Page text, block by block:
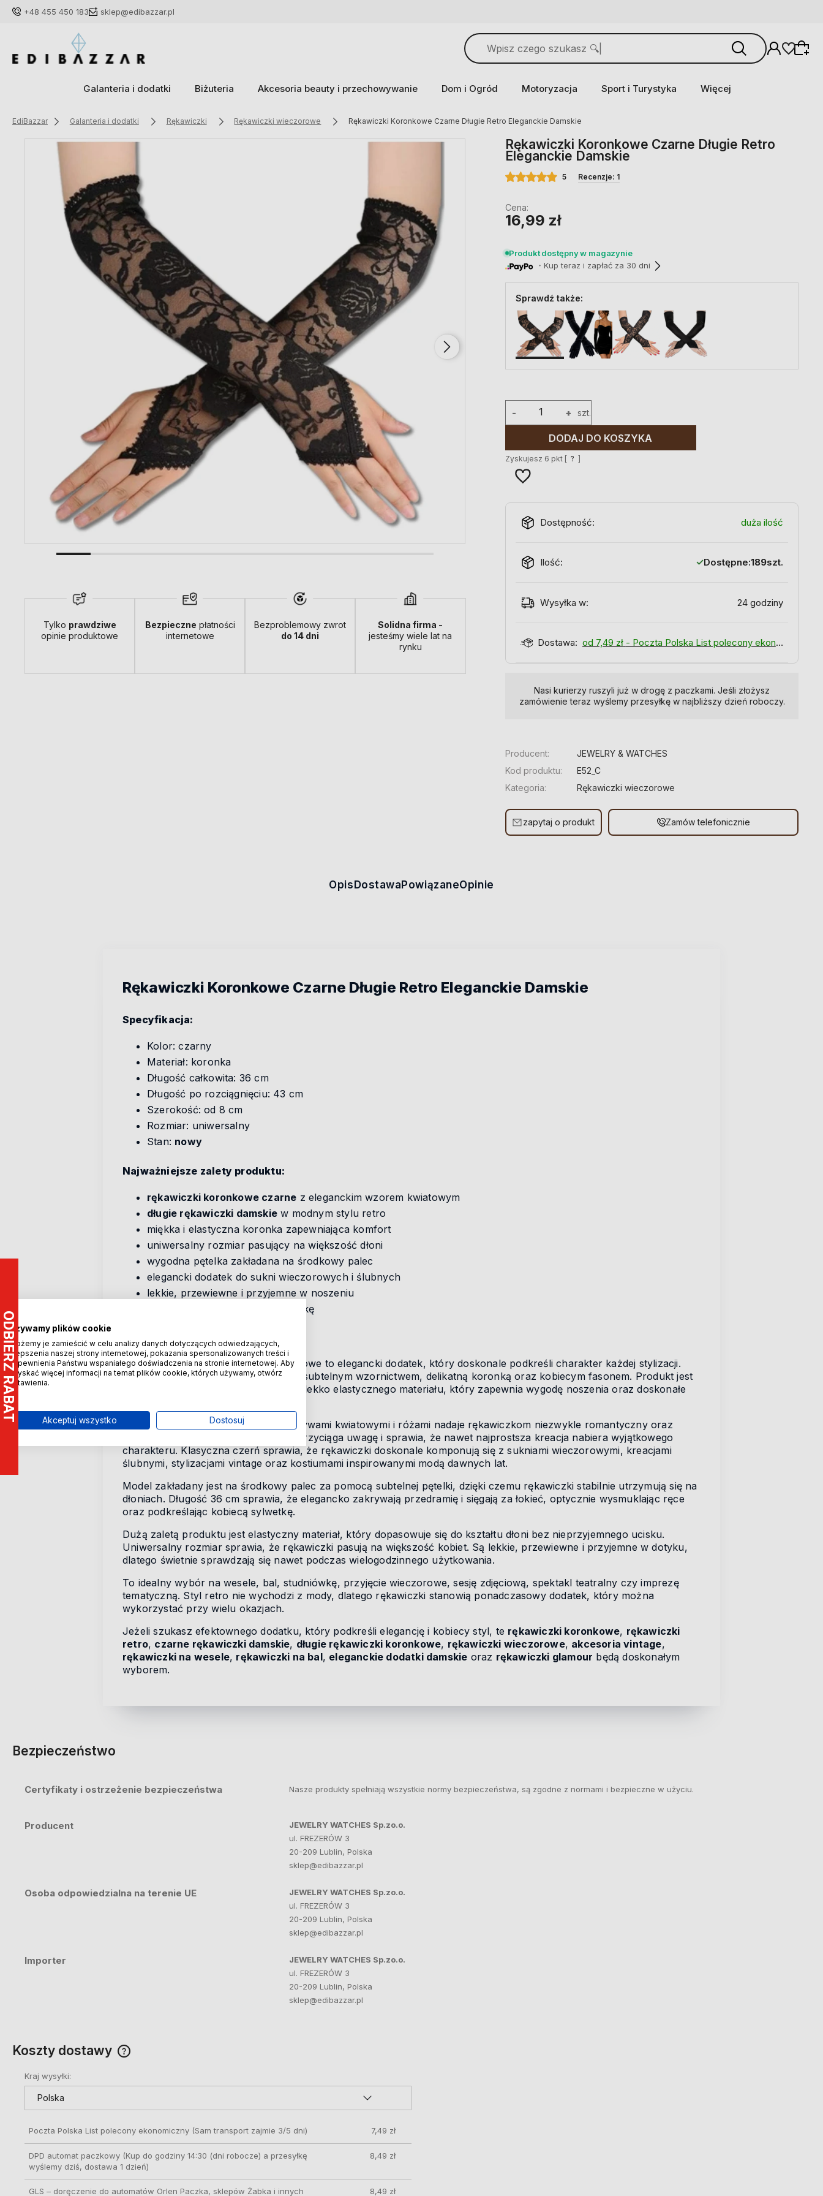
+48 455 450 183 sklep@edibazzar.pl
Galanteria i dodatki Biżuteria Akcesoria beauty i przechowywanie Dom i Ogród Motoryzacja Sport i Turystyka Więcej
EdiBazzar Galanteria i dodatki Rękawiczki Rękawiczki wieczorowe Rękawiczki Koronkowe Czarne Długie Retro Eleganckie Damskie
Tylko prawdziwe
opinie produktowe
Bezpieczne płatności
internetowe
Bezproblemowy zwrot
do 14 dni
Solidna firma -
jesteśmy wiele lat na
rynku
Rękawiczki Koronkowe Czarne Długie Retro
Eleganckie Damskie
5 Recenzje: 1
Cena:
16,99 zł
Produkt dostępny w magazynie
・Kup teraz i zapłać za 30 dni
Sprawdź także:
+
- szt.
DODAJ DO KOSZYKA
Zyskujesz 6 pkt [ ? ]
Dostępność: duża ilość
Ilość: Dostępne:189szt.
Wysyłka w: 24 godziny
Dostawa: od 7,49 zł - Poczta Polska List polecony ekonomiczny
Nasi kurierzy ruszyli już w drogę z paczkami. Jeśli złożysz
zamówienie teraz wyślemy przesyłkę w najbliższy dzień roboczy.
Producent:
JEWELRY & WATCHES
Kod produktu:
E52_C
Kategoria:
Rękawiczki wieczorowe
zapytaj o produkt Zamów telefonicznie
Opis Dostawa PowiązaneOpinie
Rękawiczki Koronkowe Czarne Długie Retro Eleganckie Damskie
Specyfikacja:
Kolor: czarny
Materiał: koronka
Długość całkowita: 36 cm
Długość po rozciągnięciu: 43 cm
Szerokość: od 8 cm
Rozmiar: uniwersalny
Stan: nowy
Najważniejsze zalety produktu:
rękawiczki koronkowe czarne z eleganckim wzorem kwiatowym
długie rękawiczki damskie w modnym stylu retro
miękka i elastyczna koronka zapewniająca komfort
uniwersalny rozmiar pasujący na większość dłoni
wygodna pętelka zakładana na środkowy palec
elegancki dodatek do sukni wieczorowych i ślubnych
lekkie, przewiewne i przyjemne w noszeniu
idealne na wesele, bal i studniówkę
wysoka jakość wykonania
Wyjątkowe czarne rękawiczki koronkowe to elegancki dodatek, który doskonale podkreśli charakter każdej stylizacji.
Inspirowane modą retro, zachwycają subtelnym wzornictwem, delikatną koronką oraz kobiecym fasonem. Produkt jest
i został wykonany z miękkiego, lekko elastycznego materiału, który zapewnia wygodę noszenia oraz doskonałe
Koronka ozdobiona efektownymi motywami kwiatowymi i różami nadaje rękawiczkom niezwykle romantyczny oraz
elegancki wygląd. To dodatek, który przyciąga uwagę i sprawia, że nawet najprostsza kreacja nabiera wyjątkowego
charakteru. Klasyczna czerń sprawia, że rękawiczki doskonale komponują się z sukniami wieczorowymi, kreacjami
ślubnymi, stylizacjami vintage oraz kostiumami inspirowanymi modą dawnych lat.
Model zakładany jest na środkowy palec za pomocą subtelnej pętelki, dzięki czemu rękawiczki stabilnie utrzymują się na
dłoniach. Długość 36 cm sprawia, że elegancko zakrywają przedramię i sięgają za łokieć, optycznie wysmuklając ręce
oraz podkreślając kobiecą sylwetkę.
Dużą zaletą produktu jest elastyczny materiał, który dopasowuje się do kształtu dłoni bez nieprzyjemnego ucisku.
Uniwersalny rozmiar sprawia, że rękawiczki pasują na większość kobiet. Są lekkie, przewiewne i przyjemne w dotyku,
dlatego świetnie sprawdzają się nawet podczas wielogodzinnego użytkowania.
To idealny wybór na wesele, bal, studniówkę, przyjęcie wieczorowe, sesję zdjęciową, spektakl teatralny czy imprezę
tematyczną. Styl retro nie wychodzi z mody, dlatego rękawiczki stanowią ponadczasowy dodatek, który można
wykorzystać przy wielu okazjach.
Jeżeli szukasz efektownego dodatku, który podkreśli elegancję i kobiecy styl, te rękawiczki koronkowe, rękawiczki
retro, czarne rękawiczki damskie, długie rękawiczki koronkowe, rękawiczki wieczorowe, akcesoria vintage,
rękawiczki na wesele, rękawiczki na bal, eleganckie dodatki damskie oraz rękawiczki glamour będą doskonałym
wyborem.
Bezpieczeństwo
Certyfikaty i ostrzeżenie bezpieczeństwa Nasze produkty spełniają wszystkie normy bezpieczeństwa, są zgodne z normami i bezpieczne w użyciu.
Producent
JEWELRY WATCHES Sp.zo.o.
ul. FREZERÓW 3
20-209 Lublin, Polska
sklep@edibazzar.pl
Osoba odpowiedzialna na terenie UE
JEWELRY WATCHES Sp.zo.o.
ul. FREZERÓW 3
20-209 Lublin, Polska
sklep@edibazzar.pl
Importer
JEWELRY WATCHES Sp.zo.o.
ul. FREZERÓW 3
20-209 Lublin, Polska
sklep@edibazzar.pl
Koszty dostawy
Kraj wysyłki:
Poczta Polska List polecony ekonomiczny (Sam transport zajmie 3/5 dni) 7,49 zł
DPD automat paczkowy(Kup do godziny 14:30 (dni robocze) a przesyłkę
wyślemy dziś, dostawa 1 dzień)
8,49 zł
GLS – doręczenie do automatów Orlen Paczka, sklepów Żabka i innych 8,49 zł
Używamy plików cookie
Możemy je zamieścić w celu analizy danych dotyczących odwiedzających,
ulepszenia naszej strony internetowej, pokazania spersonalizowanych treści i
zapewnienia Państwu wspaniałego doświadczenia na stronie internetowej. Aby
uzyskać więcej informacji na temat plików cookie, których używamy, otwórz
ustawienia.
Akceptuj wszystko Dostosuj